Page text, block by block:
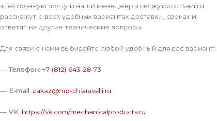
электронную почту и наши менеджеры свяжутся с Вами и
расскажут о всех удобных вариантах доставки, сроках и
ответят на другие технические вопросы.
Для связи с нами выбирайте любой удобный для вас вариант:
—Телефон: +7 (812) 643-28-73
— E-mail: zakaz@mp-chiaravalli.ru
— VK: https://vk.com/mechanicalproducts.ru